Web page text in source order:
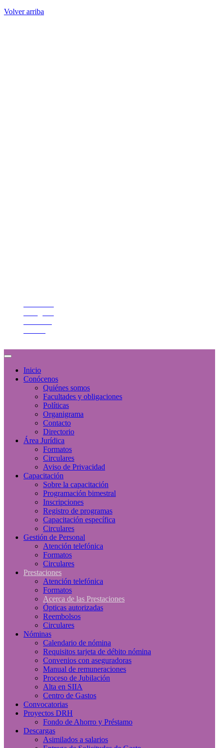
Volver arriba
Inicio
Conócenos
Quiénes somos
Facultades y obligaciones
Políticas
Organigrama
Contacto
Directorio
Área Jurídica
Formatos
Circulares
Aviso de Privacidad
Capacitación
Sobre la capacitación
Programación bimestral
Inscripciones
Registro de programas
Capacitación específica
Circulares
Gestión de Personal
Atención telefónica
Formatos
Circulares
Prestaciones
Atención telefónica
Formatos
Acerca de las Prestaciones
Ópticas autorizadas
Reembolsos
Circulares
Nóminas
Calendario de nómina
Requisitos tarjeta de débito nómina
Convenios con aseguradoras
Manual de remuneraciones
Proceso de Jubilación
Alta en SIIA
Centro de Gastos
Convocatorias
Proyectos DRH
Fondo de Ahorro y Préstamo
Descargas
Asimilados a salarios